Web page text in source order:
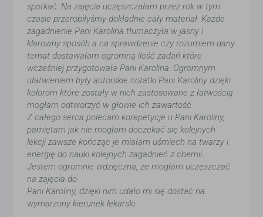
spotkać. Na zajęcia uczęszczałam przez rok w tym
czasie przerobiłyśmy dokładnie cały materiał. Każde
zagadnienie Pani Karolina tłumaczyła w jasny i
klarowny sposób a na sprawdzenie czy rozumiem dany
temat dostawałam ogromną ilość zadań które
wcześniej przygotowała Pani Karolina. Ogromnym
ułatwieniem były autorskie notatki Pani Karoliny dzięki
kolorom które zostały w nich zastosowane z łatwością
mogłam odtworzyć w głowie ich zawartość.
Z całego serca polecam korepetycje u Pani Karoliny,
pamiętam jak nie mogłam doczekać się kolejnych
lekcji zawsze kończąc je miałam uśmiech na twarzy i
energię do nauki kolejnych zagadnień z chemii.
Jestem ogromnie wdzięczna, że mogłam uczęszczać
na zajęcia do
Pani Karoliny, dzięki nim udało mi się dostać na
wymarzony kierunek lekarski.